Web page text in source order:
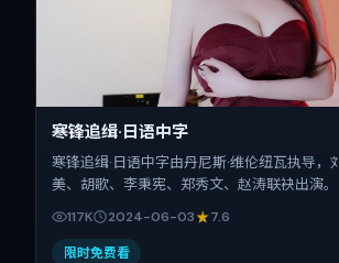
寒锋追缉·日语中字
寒锋追缉·日语中字由丹尼斯·维伦纽瓦执导，
美、胡歌、李秉宪、郑秀文、赵涛联袂出演
事引擎，将故事锚定在法国，借跨文化视角下
人物抉择与反转。2024年6月3日于法国首映
长173分钟，适合喜欢强情节与细腻表演的观
117K 2024-06-03 7.6
限时免费看